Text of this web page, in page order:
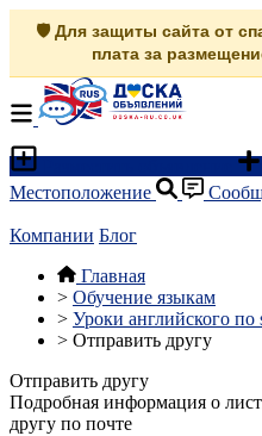
🛡️ Для защиты сайта от
плата за
Местоположение
Компании Блог
Главная
> Обучение языкам
> Уроки английского
> Отправить другу
Отправить другу
Подробная информация о
другу по почте